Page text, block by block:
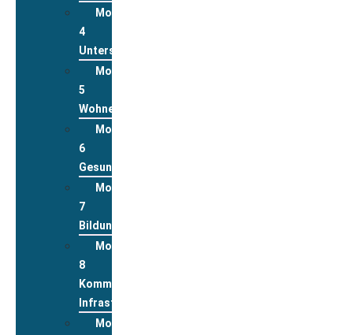
Modul
4
Unterstützungsleistungen
Modul
5
Wohnen
Modul
6
Gesundheit
Modul
7
Bildung
Modul
8
Kommunale
Infrastrukturen
Modul